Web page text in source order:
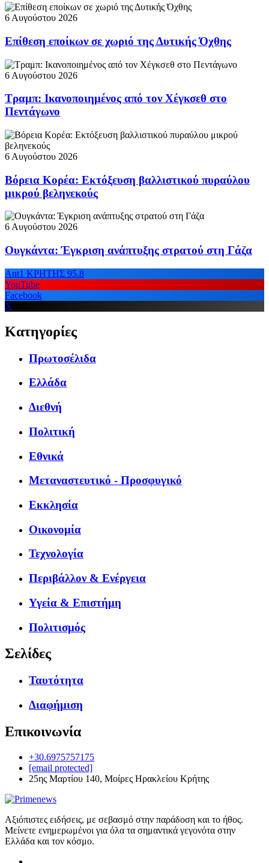
6 Αυγούστου 2026
Επίθεση εποίκων σε χωριό της Δυτικής Όχθης
6 Αυγούστου 2026
Τραμπ: Ικανοποιημένος από τον Χέγκσεθ στο
Πεντάγωνο
6 Αυγούστου 2026
Βόρεια Κορέα: Εκτόξευση βαλλιστικού πυραύλου
μικρού βεληνεκούς
6 Αυγούστου 2026
Ουγκάντα: Έγκριση ανάπτυξης στρατού στη Γάζα
Ant1 ΚΡΗΤΗΣ 95.8
YouTube
Facebook
X
Κατηγορίες
Πρωτοσέλιδα
Ελλάδα
Διεθνή
Πολιτική
Εθνικά
Μεταναστευτικό - Προσφυγικό
Εκκλησία
Οικονομία
Τεχνολογία
Περιβάλλον & Ενέργεια
Υγεία & Επιστήμη
Πολιτισμός
Σελίδες
Ταυτότητα
Διαφήμιση
Επικοινωνία
+30.6975757175
[email protected]
25ης Μαρτίου 140, Μοίρες Ηρακλείου Κρήτης
Αξιόπιστες ειδήσεις, με σεβασμό στην παράδοση και το ήθος.
Μείνετε ενημερωμένοι για όλα τα σημαντικά γεγονότα στην
Ελλάδα και τον κόσμο.